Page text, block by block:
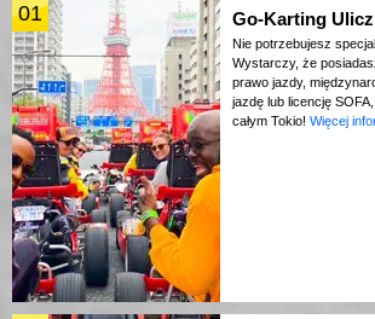
01 Go-Karting
Nie potrzebujesz
Wystarczy, że
prawo jazdy,
jazdę lub licencję
całym Tokio! Więcej